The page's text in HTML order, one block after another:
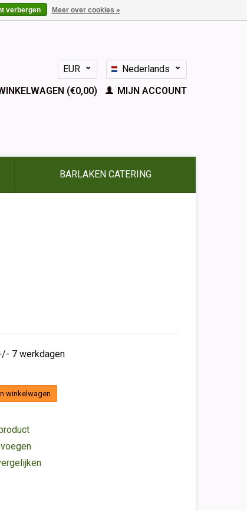
EUR
GBP
Nederlands
Deutsch
English
(€0,00) MIJN ACCOUNT
BARLAKEN CATERING
7 werkdagen
winkelwagen
verbergen Meer over cookies »